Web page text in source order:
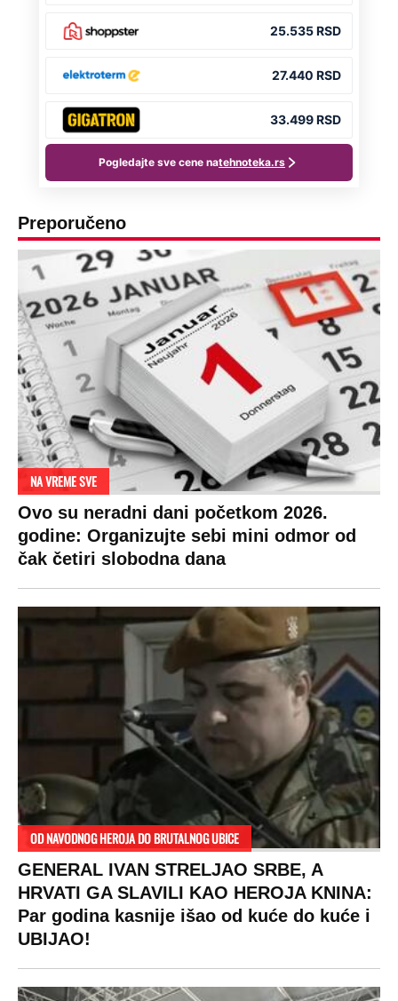
Preporučeno
NA VREME SVE
Ovo su neradni dani početkom 2026.
godine: Organizujte sebi mini odmor od
čak četiri slobodna dana
OD NAVODNOG HEROJA DO BRUTALNOG UBICE
GENERAL IVAN STRELJAO SRBE, A
HRVATI GA SLAVILI KAO HEROJA KNINA:
Par godina kasnije išao od kuće do kuće i
UBIJAO!